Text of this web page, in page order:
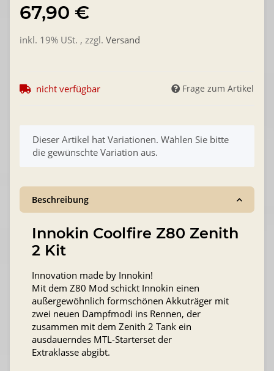
67,90 €
inkl. 19% USt. , zzgl. Versand
nicht verfügbar Frage zum Artikel
x
Dieser Artikel hat Variationen. Wählen Sie bitte
die gewünschte Variation aus.
Beschreibung
Innokin Coolfire Z80 Zenith
2 Kit
Innovation made by Innokin!
Mit dem Z80 Mod schickt Innokin einen
außergewöhnlich formschönen Akkuträger mit
zwei neuen Dampfmodi ins Rennen, der
zusammen mit dem Zenith 2 Tank ein
ausdauerndes MTL-Starterset der
Extraklasse abgibt.